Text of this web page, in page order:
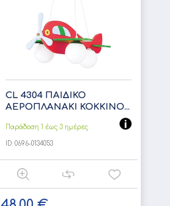
CL 4304 ΠΑΙΔΙΚΟ
ΑΕΡΟΠΛΑΝΑΚΙ ΚΟΚΚΙΝΟ...
Παράδοση 1 έως 3 ημέρες
ID:0696-0134053